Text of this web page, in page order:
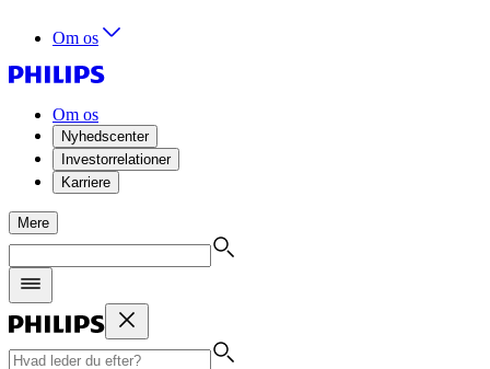
Om os
Om os
Nyhedscenter
Investorrelationer
Karriere
Mere